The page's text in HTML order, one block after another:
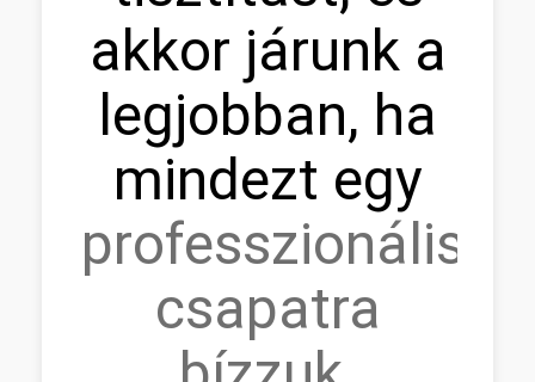
akkor járunk a
legjobban, ha
mindezt egy
professzionális
csapatra